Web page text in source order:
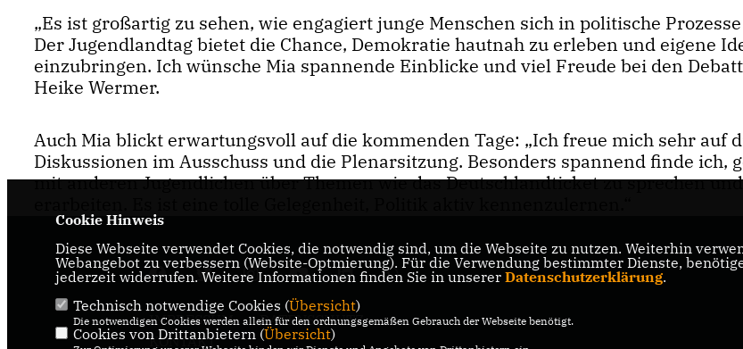
Es ist großartig zu sehen, wie engagiert junge Menschen sich in politische
Der Jugendlandtag bietet die Chance, Demokratie hautnah zu erleben und eigene
einzubringen. Ich wünsche Mia spannende Einblicke und viel Freude bei den
Heike Wermer.
Auch Mia blickt erwartungsvoll auf die kommenden Tage: „Ich freue mich sehr auf
Diskussionen im Ausschuss und die Plenarsitzung. Besonders spannend finde ich,
mit anderen Jugendlichen über Themen wie das Deutschlandticket zu sprechen
IMPRESSUM
DATENSCHUTZ
KONTAKT
Cookie Hinweis
Diese Webseite verwendet Cookies, die notwendig sind, um die Webseite zu nutzen. Weiterhin
Webangebot zu verbessern (Website-Optmierung). Für die Verwendung bestimmter Dienste,
jederzeit widerrufen. Weitere Informationen finden Sie in unserer Datenschutzerklärung.
Technisch notwendige Cookies (Übersicht)
Die notwendigen Cookies werden allein für den ordnungsgemäßen Gebrauch der Webseite benötigt.
Cookies von Drittanbietern (Übersicht)